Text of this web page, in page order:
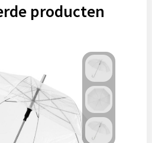
producten